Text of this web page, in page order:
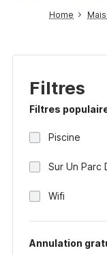
Home
Filtres
Filtres
Piscine
Sur Un Parc
Wifi
Annulation